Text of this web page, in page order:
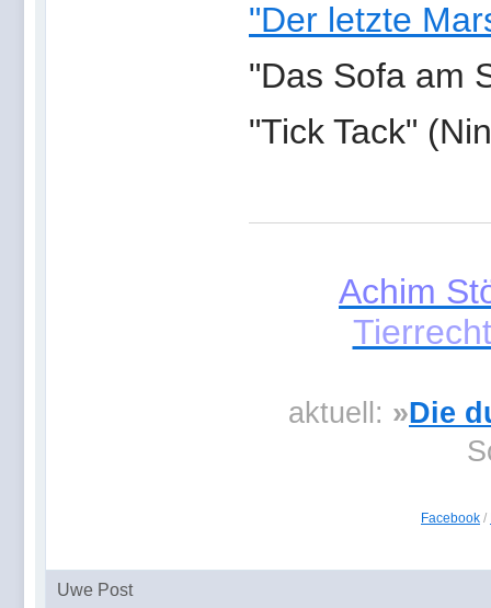
"Der letzte
"Das Sofa am
"Tick Tack"
Achim
aktuell: »Die
Facebook /
Uwe Post